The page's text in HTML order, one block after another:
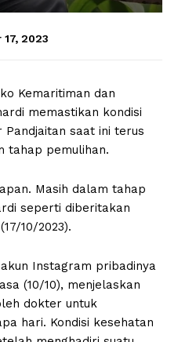
2023
Kemaritiman dan
memastikan kondisi
Pandjaitan saat ini terus
tahap pemulihan.
Masih dalam tahap
seperti diberitakan
10/2023).
Instagram pribadinya
(10/10), menjelaskan
dokter untuk
hari. Kondisi kesehatan